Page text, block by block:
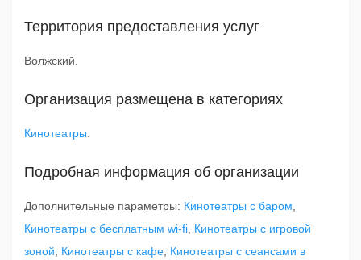
Территория предоставления услуг
Волжский.
Организация размещена в категориях
Кинотеатры
Подробная информация об организации
Дополнительные параметры: Кинотеатры с баром
Кинотеатры с бесплатным wi-fi Кинотеатры с игровой
зоной
Кинотеатры с кафе Кинотеатры с сеансами в